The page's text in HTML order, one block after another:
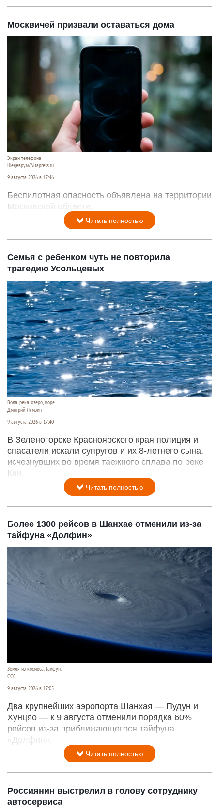
Москвичей призвали оставаться дома
Экран телефона
Шедеврум/Altapress.ru
9 августа 2026 в 17:46
Беспилотная опасность объявлена на территории
Московской области.
Читать полностью
Семья с ребенком чуть не повторила
трагедию Усольцевых
Вода, река, озеро, море.
Дмитрий Лямзин
9 августа 2026 в 17:40
В Зеленогорске Красноярского края полиция и
спасатели искали супругов и их 8-летнего сына,
исчезнувших во время таежного сплава по реке
Кан.
Читать полностью
Более 1300 рейсов в Шанхае отменили из-за
тайфуна «Долфин»
Земля из космоса. Тайфун.
СС0
9 августа 2026 в 17:05
Два крупнейших аэропорта Шанхая — Пудун и
Хунцяо — к 9 августа отменили порядка 60%
рейсов из-за приближающегося тайфуна
«Долфин».
Читать полностью
Россиянин выстрелил в голову сотруднику
автосервиса